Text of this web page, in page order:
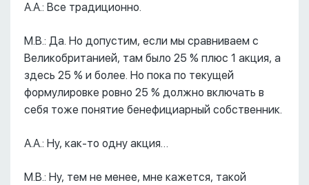
А.А.: Все традиционно.
М.В.: Да. Но допустим, если мы сравниваем с
Великобританией, там было 25 % плюс 1 акция, а
здесь 25 % и более. Но пока по текущей
формулировке ровно 25 % должно включать в
себя тоже понятие бенефициарный собственник.
А.А.: Ну, как-то одну акция…
М.В.: Ну, тем не менее, мне кажется, такой